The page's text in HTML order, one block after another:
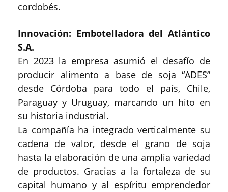
cordobés.
Innovación: Embotelladora del Atlántico
S.A.
En 2023 la empresa asumió el desafío de
producir alimento a base de soja “ADES”
desde Córdoba para todo el país, Chile,
Paraguay y Uruguay, marcando un hito en
su historia industrial.
La compañía ha integrado verticalmente su
cadena de valor, desde el grano de soja
hasta la elaboración de una amplia variedad
de productos. Gracias a la fortaleza de su
capital humano y al espíritu emprendedor